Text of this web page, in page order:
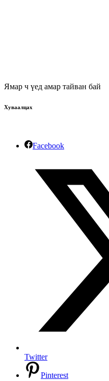
Ямар ч үед амар тайван бай
Хуваалцах
Facebook
Twitter
Pinterest